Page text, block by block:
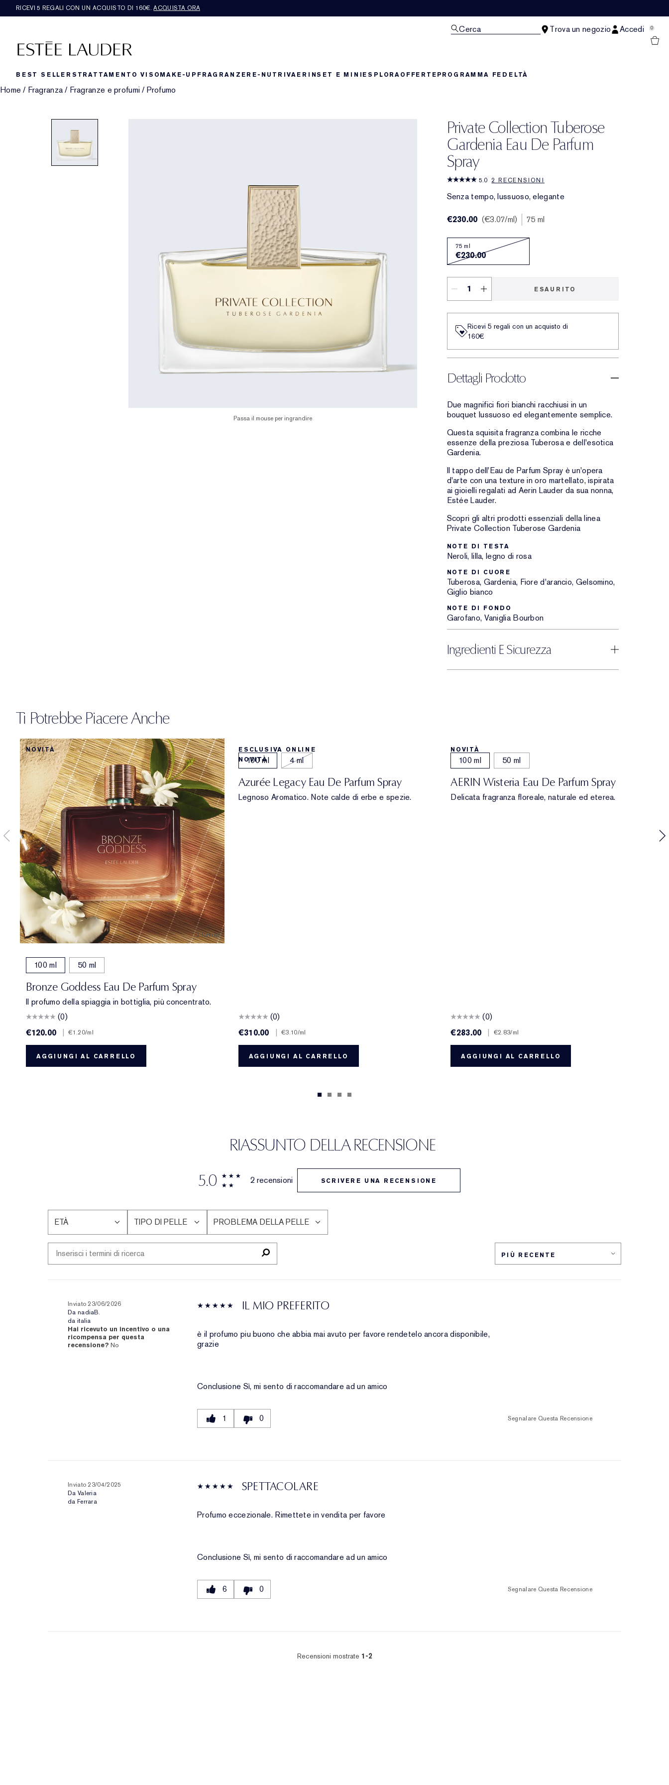
RICEVI 5 REGALI CON UN ACQUISTO DI 160€.ACQUISTA ORA
Cerca Trova un negozio Accedi 0
BEST SELLERS TRATTAMENTO VISOMAKE-UP FRAGRANZERE-NUTRIVAERINSET E MINIESPLORAOFFERTEPROGRAMMA FEDELTÀ
Home / Fragranza / Fragranze e profumi / Profumo
Private Collection Tuberose
Gardenia Eau De Parfum
Spray
5.0 2 RECENSIONI
Senza tempo, lussuoso, elegante
Passa il mouse per ingrandire
€230.00 €3.07/ml 75 ml
75 ml
€230.00
ESAURITO
Ricevi 5 regali con un acquisto di
160€
Dettagli Prodotto
Due magnifici fiori bianchi racchiusi in un
bouquet lussuoso ed elegantemente semplice.
Questa squisita fragranza combina le ricche
essenze della preziosa Tuberosa e dell'esotica
Gardenia.
Il tappo dell'Eau de Parfum Spray è un'opera
d'arte con una texture in oro martellato, ispirata
ai gioielli regalati ad Aerin Lauder da sua nonna,
Estée Lauder.
Scopri gli altri prodotti essenziali della linea
Private Collection Tuberose Gardenia
NOTE DI TESTA
Neroli, lilla, legno di rosa
NOTE DI CUORE
Tuberosa, Gardenia, Fiore d'arancio, Gelsomino,
Giglio bianco
NOTE DI FONDO
Garofano, Vaniglia Bourbon
Ingredienti E Sicurezza
Ti Potrebbe Piacere Anche
NOVITÀ
2 formati
100 ml 50 ml
Bronze Goddess Eau De Parfum Spray
Il profumo della spiaggia in bottiglia, più concentrato.
(0)
€120.00
| €1.20/ml
AGGIUNGI AL CARRELLO
ESCLUSIVA ONLINE
NOVITÀ
100 ml 4 ml
Azurée Legacy Eau De Parfum Spray
Legnoso Aromatico. Note calde di erbe e spezie.
(0)
€310.00
| €3.10/ml
AGGIUNGI AL CARRELLO
NOVITÀ
100 ml 50 ml
AERIN Wisteria Eau De Parfum Spray
Delicata fragranza floreale, naturale ed eterea.
(0)
€283.00
| €2.83/ml
AGGIUNGI AL CARRELLO
RIASSUNTO DELLA RECENSIONE
5.0
2 recensioni SCRIVERE UNA RECENSIONE
ETÀ
FILTRA
LE
RECENSIONI
PER
TIPO DI PELLE
FILTRA
LE
PER
PROBLEMA DELLA PELLE
FILTRA
LE
IL MIO PREFERITO
Inviato 23/06/2026
Da nadiaB.
da italia
Hai ricevuto un incentivo o una
ricompensa per questa
recensione? No
è il profumo piu buono che abbia mai avuto per favore rendetelo ancora disponibile,
grazie
Conclusione Sì, mi sento di raccomandare ad un amico
1 0 Segnalare Questa Recensione
SPETTACOLARE
Inviato 23/04/2025
Da Valeria
da Ferrara
Profumo eccezionale. Rimettete in vendita per favore
Conclusione Sì, mi sento di raccomandare ad un amico
6 0 Segnalare Questa Recensione
Recensioni mostrate 1-2